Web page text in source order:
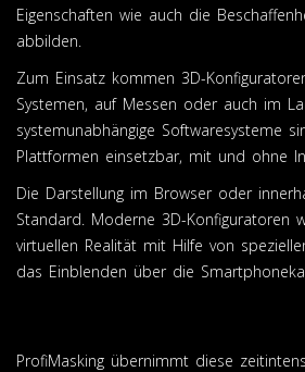
Eigenschaften wie auch die
abbilden.
Zum Einsatz kommen 3D-
Systemen, auf Messen oder auch im
systemunabhängige Softwaresysteme
Plattformen einsetzbar, mit und ohne
Die Darstellung im Browser oder
Standard. Moderne 3D-Konfiguratoren
virtuellen Realität mit Hilfe von
das Einblenden über die
ProfiMasking übernimmt diese